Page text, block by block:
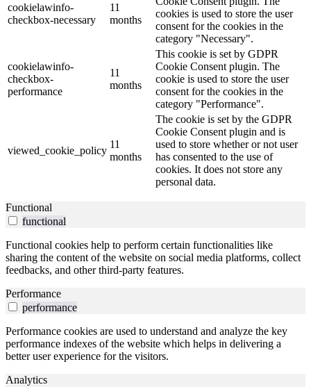
cookielawinfo-
checkbox-necessary
11
months
cookies is used to store the user
consent for the cookies in the
category "Necessary".
cookielawinfo-
checkbox-
performance
11
months
This cookie is set by GDPR
Cookie Consent plugin. The
cookie is used to store the user
consent for the cookies in the
category "Performance".
viewed_cookie_policy
11
months
The cookie is set by the GDPR
Cookie Consent plugin and is
used to store whether or not user
has consented to the use of
cookies. It does not store any
personal data.
Functional
functional
Functional cookies help to perform certain functionalities like
sharing the content of the website on social media platforms, collect
feedbacks, and other third-party features.
Performance
performance
Performance cookies are used to understand and analyze the key
performance indexes of the website which helps in delivering a
better user experience for the visitors.
Analytics